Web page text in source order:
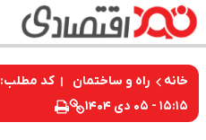
خانه راه و ساختمان
کد مطلب: ۲۱۶۳۲۹۷
۱۵:۱۵ - ۰۵ دی ۱۴۰۴